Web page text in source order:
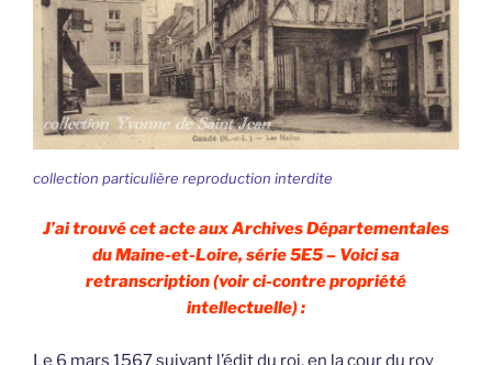
collection particulière reproduction interdite
J’ai trouvé cet acte aux Archives Départementales
du Maine-et-Loire, série 5E5 – Voici sa
retranscription (voir ci-contre propriété
intellectuelle) :
Le 6 mars 1567 suivant l’édit du roi, en la cour du roy